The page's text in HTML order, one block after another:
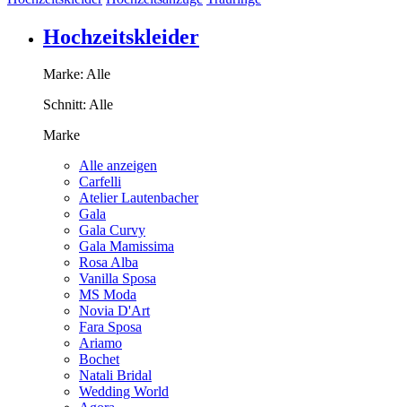
Hochzeitskleider
Marke: Alle
Schnitt: Alle
Marke
Alle anzeigen
Carfelli
Atelier Lautenbacher
Gala
Gala Curvy
Gala Mamissima
Rosa Alba
Vanilla Sposa
MS Moda
Novia D'Art
Fara Sposa
Ariamo
Bochet
Natali Bridal
Wedding World